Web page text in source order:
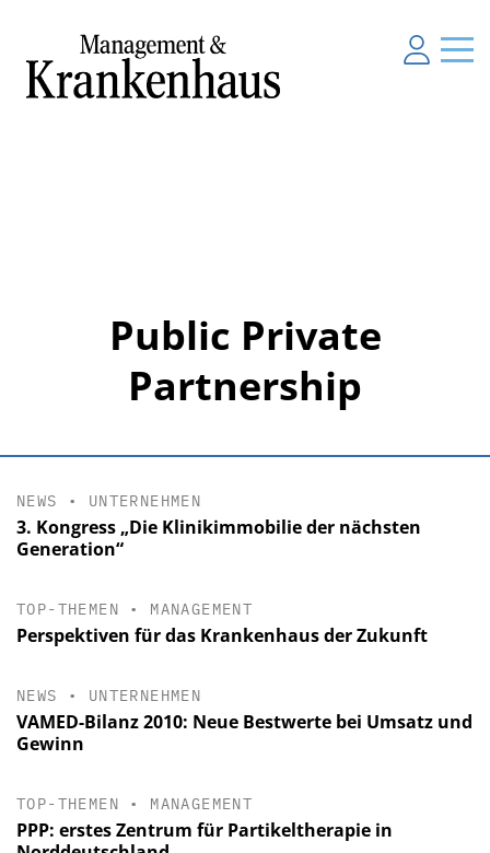
Public Private
Partnership
NEWS • UNTERNEHMEN
3. Kongress „Die Klinikimmobilie der nächsten
Generation“
TOP-THEMEN • MANAGEMENT
Perspektiven für das Krankenhaus der Zukunft
NEWS • UNTERNEHMEN
VAMED-Bilanz 2010: Neue Bestwerte bei Umsatz und
Gewinn
TOP-THEMEN • MANAGEMENT
PPP: erstes Zentrum für Partikeltherapie in